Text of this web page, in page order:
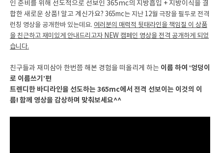
인 준비를 위해 선도적으로 선보인 365mc의 지방흡입 + 지방이식을 결
합한 새로운 상품! 알고 계신가요? 365mc는 지난 12월 극장을 필두로 전격
런칭 영상을 공개한바 있는데요. 여러분의 매력적 뒷태라인을 책임질 이 상품
을 친근하고 재미있게 안내드리고자 NEW 캠페인 영상을 전격 공개하게 되었
습니다.
친구들과 재미삼아 한번쯤 해본 경험을 떠올리게 하는 이름 하여 ‘엉덩이
로 이름쓰기’편
트렌디한 바디라인을 선도하는 365mc에서 전격 선보이는 이것의 이
름! 함께 영상을 감상하며 맞춰보세요^^